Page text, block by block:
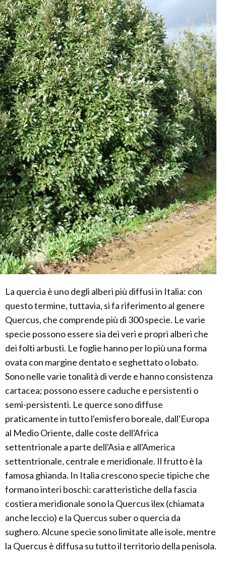
La quercia è uno degli alberi più diffusi in Italia: con
questo termine, tuttavia, si fa riferimento al genere
Quercus, che comprende più di 300 specie. Le varie
specie possono essere sia dei veri e propri alberi che
dei folti arbusti. Le foglie hanno per lo più una forma
ovata con margine dentato e seghettato o lobato.
Sono nelle varie tonalità di verde e hanno consistenza
cartacea; possono essere caduche e persistenti o
semi-persistenti. Le querce sono diffuse
praticamente in tutto l'emisfero boreale, dall'Europa
al Medio Oriente, dalle coste dell'Africa
settentrionale a parte dell'Asia e all'America
settentrionale, centrale e meridionale. Il frutto è la
famosa ghianda. In Italia crescono specie tipiche che
formano interi boschi: caratteristiche della fascia
costiera meridionale sono la Quercus ilex (chiamata
anche leccio) e la Quercus suber o quercia da
sughero. Alcune specie sono limitate alle isole, mentre
la Quercus è diffusa su tutto il territorio della penisola.